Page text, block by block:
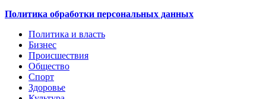
Политика обработки персональных данных
Политика и власть
Бизнес
Происшествия
Общество
Cпорт
Здоровье